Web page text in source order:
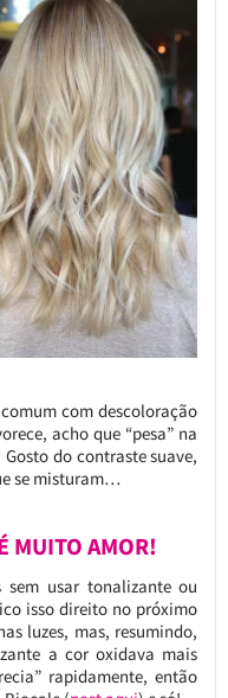
com descoloração
acho que “pesa” na
do contraste suave,
se misturam…
MUITO AMOR!
sem usar tonalizante ou
isso direito no próximo
luzes, mas, resumindo,
a cor oxidava mais
rapidamente, então